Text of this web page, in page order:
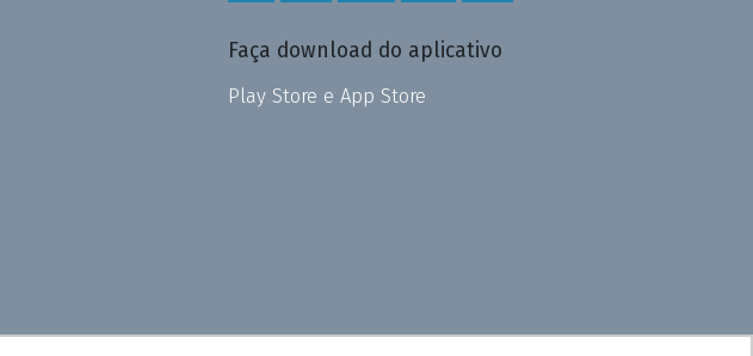
Faça download do aplicativo
Play Store e App Store